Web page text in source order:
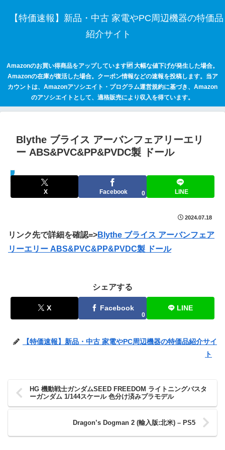
【特価速報】新品・中古 家電やPC周辺機器の特価品
紹介サイト
Amazonのお買い得商品をアップしています🆙 大幅な値下げが発生した場合。
Amazonの在庫が復活した場合。クーポン情報などの速報を投稿します。当ア
カウントは、Amazonアソシエイト・プログラム運営規約に基づき、Amazon
のアソシエイトとして、適格販売により収入を得ています。
Blythe ブライス アーバンフェアリーエリ
ー ABS&PVC&PP&PVDC製 ドール
セールハンター 激安情報まとめサイト
X Facebook 0 LINE
2024.07.18
リンク先で詳細を確認=>Blythe ブライス アーバンフェア
リーエリー ABS&PVC&PP&PVDC製 ドール
シェアする
X Facebook
0
LINE
【特価速報】新品・中古 家電やPC周辺機器の特価品紹介サイ
ト
HG 機動戦士ガンダムSEED FREEDOM ライトニングバスタ
ーガンダム 1/144スケール 色分け済みプラモデル
Dragon’s Dogman 2 (輸入版:北米) – PS5